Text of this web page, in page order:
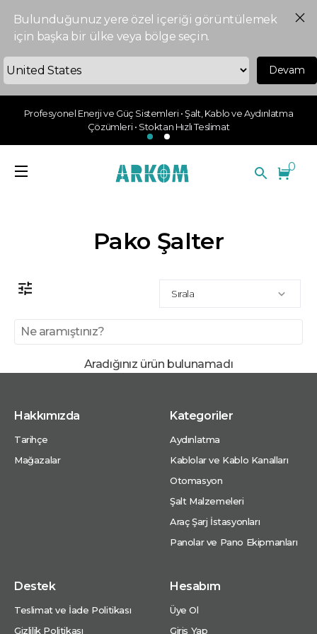
Bulunduğunuz yere özel içeriği görüntülemek
için başka bir ülke veya bölge seçin.
Devam
Profesyonel Enerji ve Güç Sistemleri • Şalt, Kablo ve Aydınlatma
Çözümleri • Stoktan Hızlı Teslimat
0
Pako Şalter
Sırala
Aradığınız ürün bulunamadı
Hakkımızda
Tarihçe
Mağazalar
Kategoriler
Aydınlatma
Kablolar ve Kablo Kanalları
Otomasyon
Şalt Malzemeleri
Araç Şarj İstasyonları
Panolar ve Pano Ekipmanları
Destek
Teslimat ve İade Politikası
Gizlilik Politikası
Hesabım
Üye Ol
Giriş Yap